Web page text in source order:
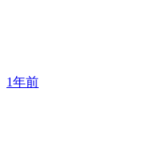
1年前